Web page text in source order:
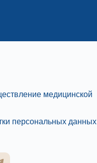
медицинской
персональных данных